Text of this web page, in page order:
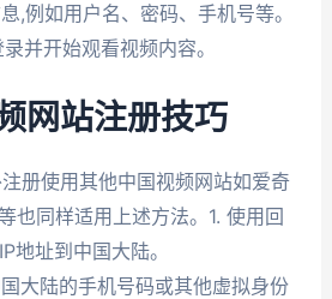
,例如用户名、密码、手机号等。
并开始观看视频内容。
网站注册技巧
册使用其他中国视频网站如爱奇
也同样适用上述方法。1. 使用回
地址到中国大陆。
大陆的手机号码或其他虚拟身份